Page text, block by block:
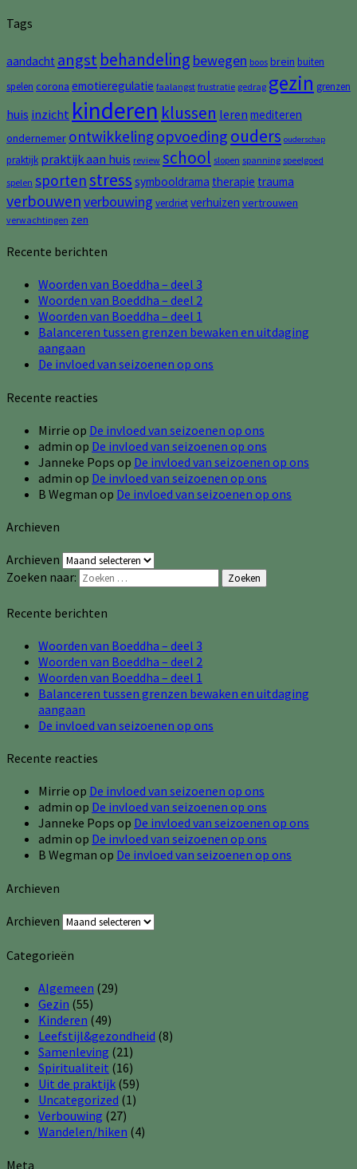
Tags
aandacht angst behandeling bewegen boos brein buiten
spelen corona emotieregulatie faalangst frustratie gedrag gezin grenzen
huis inzicht kinderen klussen leren mediteren
ondernemer ontwikkelingopvoeding ouders ouderschap
praktijk praktijk aan huis review school slopen spanning speelgoed
spelen sportenstress symbooldrama therapie trauma
verbouwenverbouwing verdrietverhuizen vertrouwen
verwachtingen zen
Recente berichten
Woorden van Boeddha – deel 3
Woorden van Boeddha – deel 2
Woorden van Boeddha – deel 1
Balanceren tussen grenzen bewaken en uitdaging
aangaan
De invloed van seizoenen op ons
Recente reacties
Mirrie op De invloed van seizoenen op ons
admin op De invloed van seizoenen op ons
Janneke Pops op De invloed van seizoenen op ons
admin op De invloed van seizoenen op ons
B Wegman op De invloed van seizoenen op ons
Archieven
Archieven
Zoeken naar:
Zoeken
Recente berichten
Woorden van Boeddha – deel 3
Woorden van Boeddha – deel 2
Woorden van Boeddha – deel 1
Balanceren tussen grenzen bewaken en uitdaging
aangaan
De invloed van seizoenen op ons
Recente reacties
Mirrie op De invloed van seizoenen op ons
admin op De invloed van seizoenen op ons
Janneke Pops op De invloed van seizoenen op ons
admin op De invloed van seizoenen op ons
B Wegman op De invloed van seizoenen op ons
Archieven
Archieven
Categorieën
Algemeen (29)
Gezin (55)
Kinderen (49)
Leefstijl&gezondheid (8)
Samenleving (21)
Spiritualiteit (16)
Uit de praktijk (59)
Uncategorized (1)
Verbouwing (27)
Wandelen/hiken (4)
Meta